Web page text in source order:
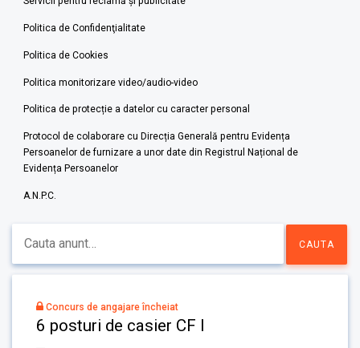
Politica de Confidenţialitate
Politica de Cookies
Politica monitorizare video/audio-video
Politica de protecție a datelor cu caracter personal
Protocol de colaborare cu Direcția Generală pentru Evidența
Persoanelor de furnizare a unor date din Registrul Național de
Evidența Persoanelor
A.N.P.C.
Concurs de angajare încheiat
6 posturi de casier CF I